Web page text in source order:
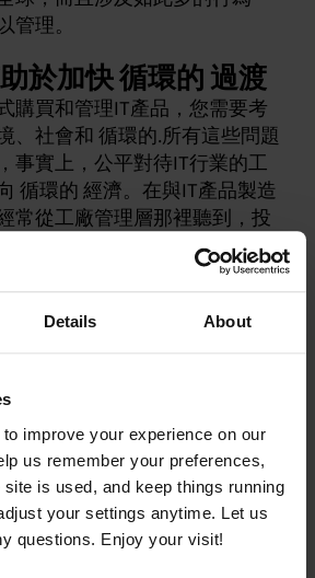
Details About
improve your experience on our
us remember your preferences,
is used, and keep things running
your settings anytime. Let us
questions. Enjoy your visit!
管理。
於加快 循環的 過渡
購買和管理IT產品，您需要考
、社會和 循環的.所有這些問題
事實上，公平對待IT行業的工
循環的 經濟。在與IT產品製造
常從工廠管理層那裡聽到，投
致生產成本增加和收入減少。
人生活工資和社會福利當然會
而，這是唯一合理的方式，除
促進更安全、更健康的工作環
還將使 循環的 採取-製造-使用-
意味著更高的採購價格，這是
留、服務和維修而不是處置和
的創新和開發的最有效方式。
將激勵IT品牌提供更多空間 循
如，產品即服務解決方案，其